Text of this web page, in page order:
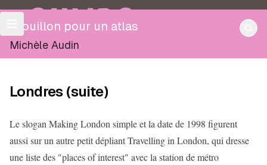
OULIPO
Brouillon pour un atlas
Michèle Audin
Londres (suite)
Le slogan Making London simple et la date de 1998 figurent
aussi sur un autre petit dépliant Travelling in London, qui dresse
une liste des "places of interest" avec la station de métro